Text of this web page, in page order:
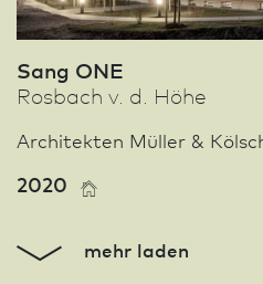
Sang ONE
Rosbach v. d. Höhe
Architekten Müller &
2020
mehr laden